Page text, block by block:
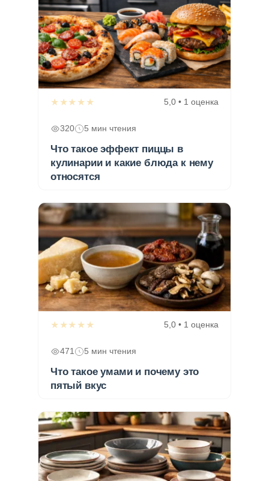
★★★★★ 5,0 • 1 оценка
320 5 мин чтения
Что такое эффект пиццы в
кулинарии и какие блюда к нему
относятся
★★★★★ 5,0 • 1 оценка
471 5 мин чтения
Что такое умами и почему это
пятый вкус